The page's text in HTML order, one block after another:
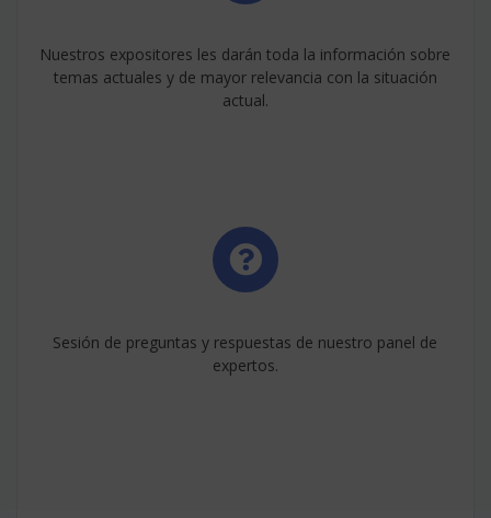
Nuestros expositores les darán toda la información sobre
temas actuales y de mayor relevancia con la situación
actual.
Sesión de preguntas y respuestas de nuestro panel de
expertos.